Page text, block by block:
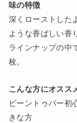
味の特徴
深くローストした
ような香ばしい香
ラインナップの中
枚。
こんな方にオスス
ビーントゥバー初
きな方